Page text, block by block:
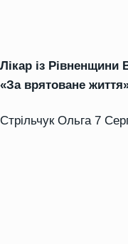
Лікар із
«За врятоване
Стрільчук Ольга 7